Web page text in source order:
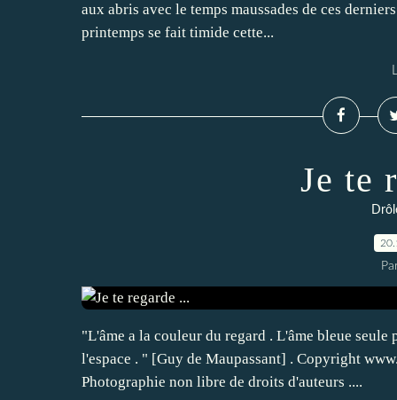
aux abris avec le temps maussades de ces
printemps se fait timide cette...
Je te
"L'âme a la couleur du regard . L'âme bleue
l'espace . " [Guy de Maupassant] . Copyright
Photographie non libre de droits d'auteurs ....